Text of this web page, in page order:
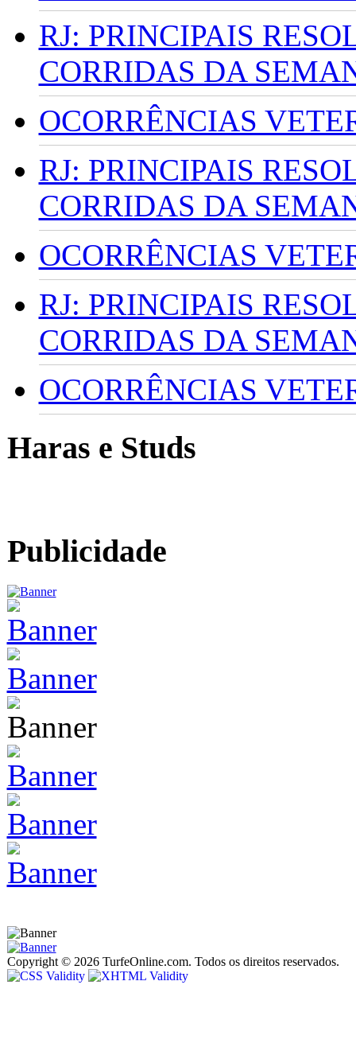
RJ: PRINCIPAIS
CORRIDAS DA
OCORRÊNCIAS
RJ: PRINCIPAIS
CORRIDAS DA
OCORRÊNCIAS
RJ: PRINCIPAIS
CORRIDAS DA
OCORRÊNCIAS
Haras e Studs
Publicidade
Copyright © 2026 TurfeOnline.com. Todos os direitos reservados.